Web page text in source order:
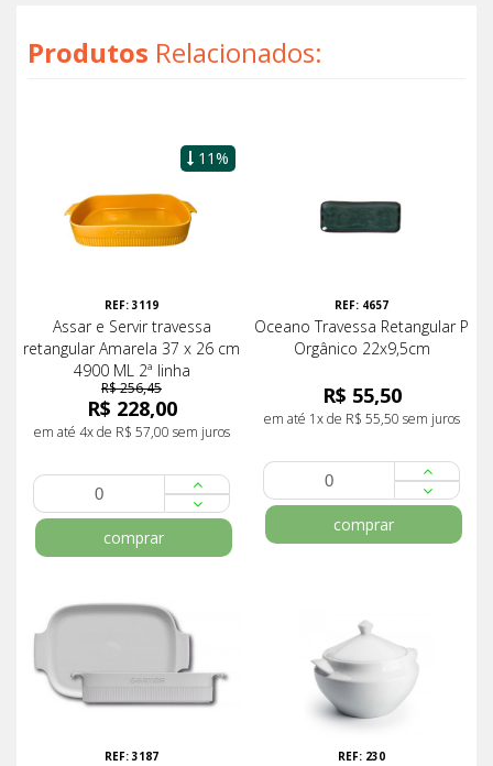
Produtos Relacionados:
11%
REF: 3119
Assar e Servir travessa
retangular Amarela 37 x 26 cm
4900 ML 2ª linha
R$ 256,45
R$ 228,00
em até 4x de R$ 57,00 sem juros
comprar
REF: 4657
Oceano Travessa Retangular P
Orgânico 22x9,5cm
R$ 55,50
em até 1x de R$ 55,50 sem juros
comprar
REF: 3187 REF: 230